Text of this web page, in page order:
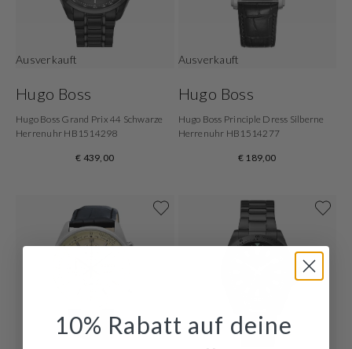
Ausverkauft
Hugo Boss
Hugo Boss Grand Prix 44 Schwarze
Herrenuhr HB1514298
€ 439,00
Ausverkauft
Hugo Boss
Hugo Boss Principle Dress Silberne
Herrenuhr HB1514277
€ 189,00
10% Rabatt auf deine